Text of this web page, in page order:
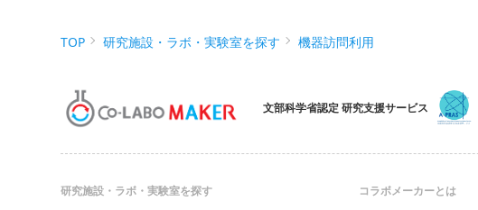
TOP 研究施設・ラボ・実験室を探す 機器訪問利用
文部科学省認定 研究支援サービス
研究施設・ラボ・実験室を探す
コラボメーカーとは